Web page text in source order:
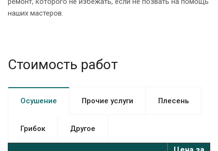
наших мастеров.
Стоимость работ
Осушение Прочие услуги Плесень
Грибок Другое